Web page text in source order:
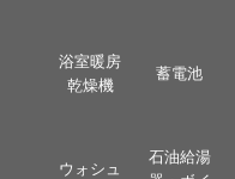
浴室暖房
乾燥機
蓄電池
ウォシュ
石油給湯